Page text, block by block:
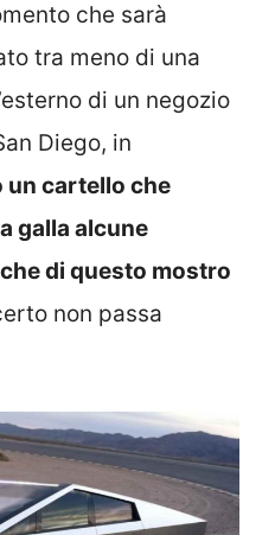
che sarà
tra meno di una
di un negozio
Diego, in
un cartello che
galla alcune
di questo mostro
non passa